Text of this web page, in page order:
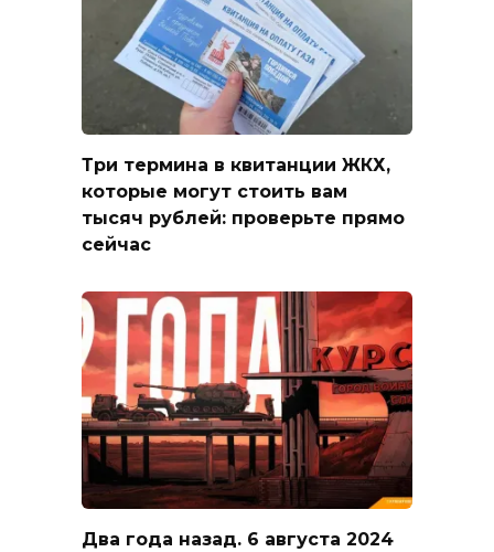
Три термина в квитанции ЖКХ,
которые могут стоить вам
тысяч рублей: проверьте прямо
сейчас
Два года назад. 6 августа 2024